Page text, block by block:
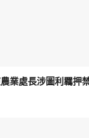
業處長涉圖利羈押